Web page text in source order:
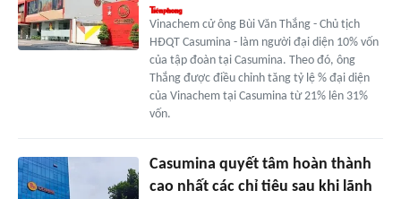
Vinachem cử ông Bùi Văn Thắng - Chủ tịch
HĐQT Casumina - làm người đại diện 10% vốn
của tập đoàn tại Casumina. Theo đó, ông
Thắng được điều chỉnh tăng tỷ lệ % đại diện
của Vinachem tại Casumina từ 21% lên 31%
vốn.
Casumina quyết tâm hoàn thành
cao nhất các chỉ tiêu sau khi lãnh